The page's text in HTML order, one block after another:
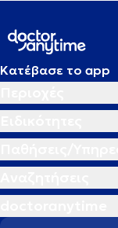
Κατέβασε το app